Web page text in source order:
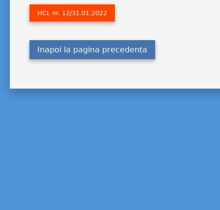
HCL nr. 12/31.01.2022
Inapoi la pagina precedenta